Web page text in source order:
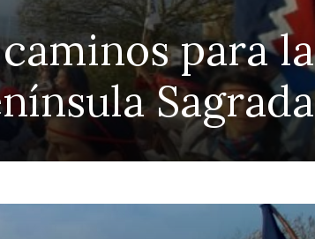
para la
Sagrada
Continue to the category